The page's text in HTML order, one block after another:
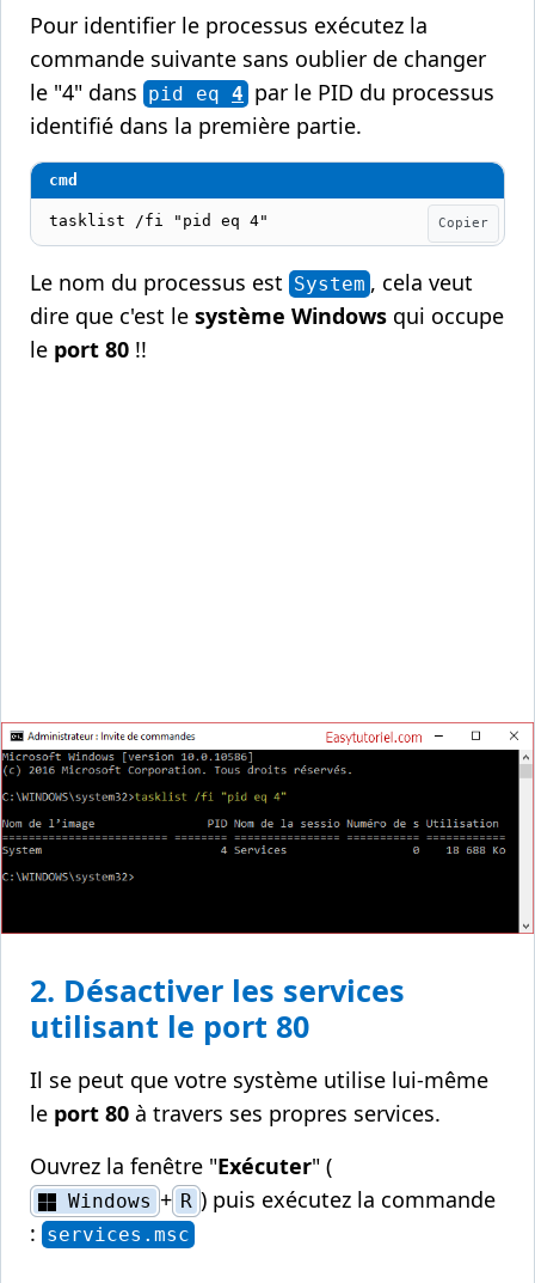
Pour identifier le processus exécutez la
commande suivante sans oublier de changer
le "4" dans pid eq 4 par le PID du processus
identifié dans la première partie.
Copier
tasklist /fi "pid eq 4"
Le nom du processus est System , cela veut
dire que c'est le système Windows qui occupe
le port 80 !!
2. Désactiver les services
utilisant le port 80
Il se peut que votre système utilise lui-même
le port 80 à travers ses propres services.
Ouvrez la fenêtre "Exécuter" (
Windows + R ) puis exécutez la commande
: services.msc